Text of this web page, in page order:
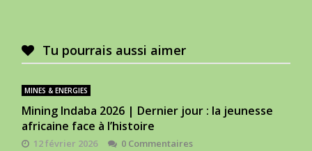
Tu pourrais aussi aimer
MINES & ENERGIES
Mining Indaba 2026 | Dernier jour : la jeunesse
africaine face à l’histoire
12 février 2026 0 Commentaires